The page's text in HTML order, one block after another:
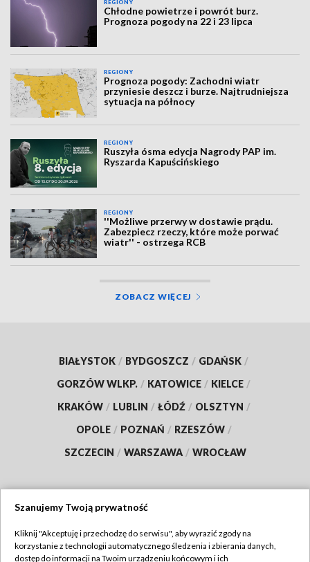
REGIONY
Chłodne powietrze i powrót burz.
Prognoza pogody na 22 i 23 lipca
REGIONY
Prognoza pogody: Zachodni wiatr
przyniesie deszcz i burze. Najtrudniejsza
sytuacja na północy
REGIONY
Ruszyła ósma edycja Nagrody PAP im.
Ryszarda Kapuścińskiego
REGIONY
''Możliwe przerwy w dostawie prądu.
Zabezpiecz rzeczy, które może porwać
wiatr'' - ostrzega RCB
ZOBACZ WIĘCEJ
BIAŁYSTOK / BYDGOSZCZ / GDAŃSK /
GORZÓW WLKP. / KATOWICE / KIELCE /
KRAKÓW / LUBLIN / ŁÓDŹ / OLSZTYN /
OPOLE / POZNAŃ / RZESZÓW /
SZCZECIN / WARSZAWA / WROCŁAW
TVP
Szanujemy Twoją prywatność
Kliknij "Akceptuję i przechodzę do serwisu", aby wyrazić zgody na
korzystanie z technologii automatycznego śledzenia i zbierania danych,
dostęp do informacji na Twoim urządzeniu końcowym i ich